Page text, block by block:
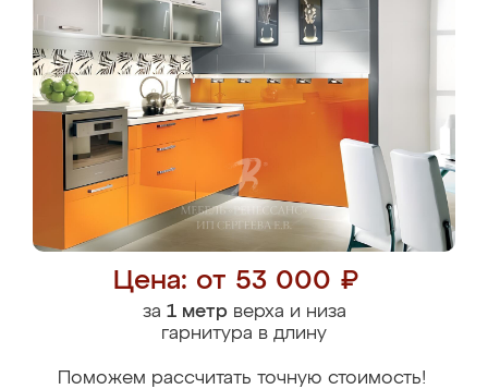
Цена: от 53 000 ₽
за 1 метрверха и низа
гарнитура в длину
Поможем рассчитать точную стоимость!